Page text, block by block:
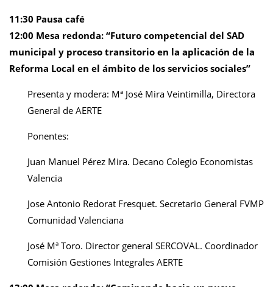
11:30 Pausa café
12:00 Mesa redonda: “Futuro competencial del SAD
municipal y proceso transitorio en la aplicación de la
Reforma Local en el ámbito de los servicios sociales”
Presenta y modera: Mª José Mira Veintimilla, Directora
General de AERTE
Ponentes:
Juan Manuel Pérez Mira. Decano Colegio Economistas
Valencia
Jose Antonio Redorat Fresquet. Secretario General FVMP
Comunidad Valenciana
José Mª Toro. Director general SERCOVAL. Coordinador
Comisión Gestiones Integrales AERTE